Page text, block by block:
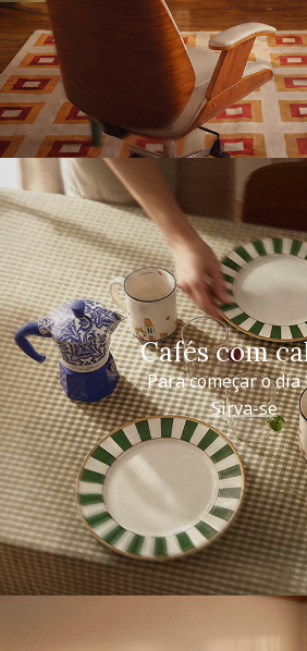
Cafés com
Para começar o dia
Sirva-se